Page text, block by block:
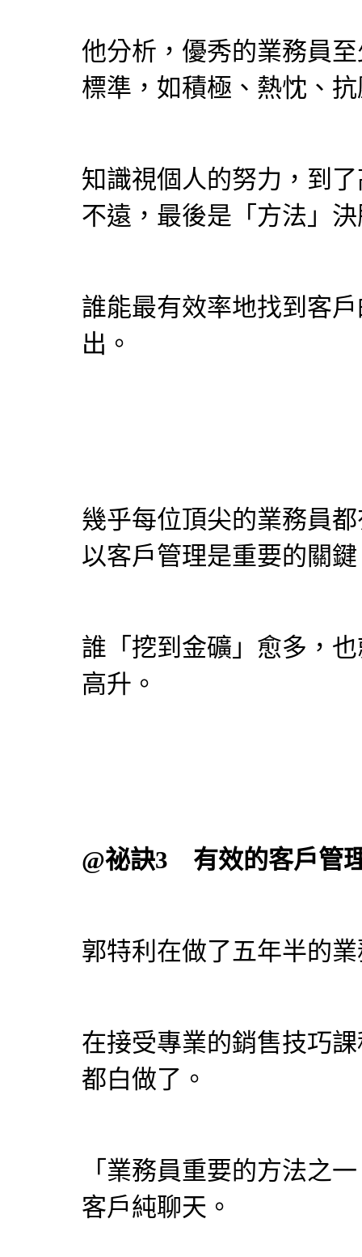
他分析，優秀的業務員
標準，如積極、熱忱、
知識視個人的努力，到
不遠，最後是「方法」
誰能最有效率地找到客
出。
幾乎每位頂尖的業務員
以客戶管理是重要的關
誰「挖到金礦」愈多，
高升。
@祕訣3 有效的客戶管
郭特利在做了五年半的
在接受專業的銷售技巧
都白做了。
「業務員重要的方法之
客戶純聊天。